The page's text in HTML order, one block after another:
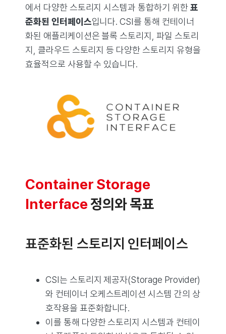
에서 다양한 스토리지 시스템과 통합하기 위한표
준화된 인터페이스입니다. CSI를 통해 컨테이너
화된 애플리케이션은 블록 스토리지, 파일 스토리
지, 클라우드 스토리지 등 다양한 스토리지 유형을
효율적으로 사용할 수 있습니다.
Container Storage
Interface정의와 목표
표준화된 스토리지 인터페이스
CSI는 스토리지 제공자(Storage Provider)
와 컨테이너 오케스트레이션 시스템 간의 상
호작용을 표준화합니다.
이를 통해 다양한 스토리지 시스템과 컨테이